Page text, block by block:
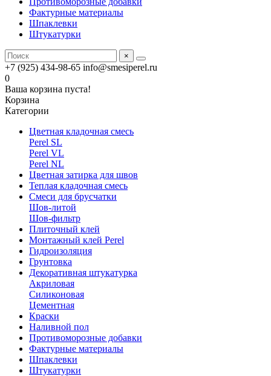
Фактурные материалы
Шпаклевки
Штукатурки
×
+7 (925) 434-98-65 info@smesiperel.ru
0
Ваша корзина пуста!
Корзина
Категории
Цветная кладочная смесь
Perel SL
Perel VL
Perel NL
Цветная затирка для швов
Теплая кладочная смесь
Смеси для брусчатки
Шов-литой
Шов-фильтр
Плиточный клей
Монтажный клей Perel
Гидроизоляция
Грунтовка
Декоративная штукатурка
Акриловая
Силиконовая
Цементная
Краски
Наливной пол
Противоморозные добавки
Фактурные материалы
Шпаклевки
Штукатурки